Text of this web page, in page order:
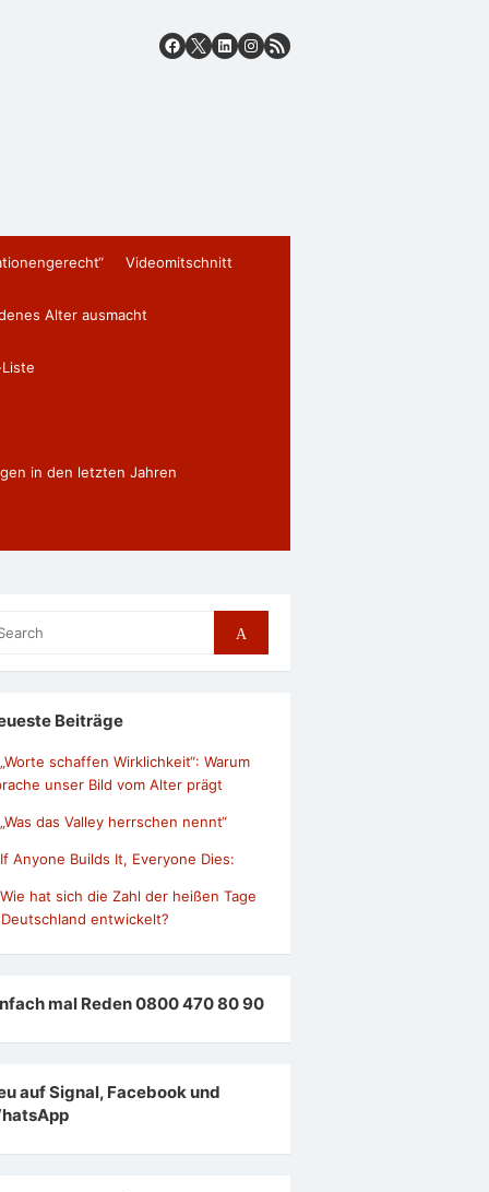
Videomitschnitt
Alter ausmacht
in den letzten Jahren
Search
Beiträge
„Worte schaffen Wirklichkeit“: Warum
unser Bild vom Alter prägt
„Was das Valley herrschen nennt“
If Anyone Builds It, Everyone Dies:
Wie hat sich die Zahl der heißen Tage
entwickelt?
mal Reden 0800 470 80 90
auf Signal, Facebook und